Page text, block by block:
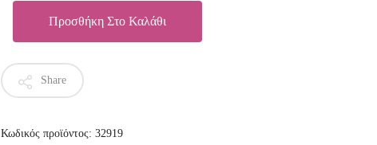
Προσθήκη Στο Καλάθι
Share
Κωδικός προϊόντος: 32919